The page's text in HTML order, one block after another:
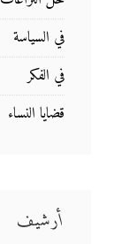
في السياسة
في الفكر
قضايا النساء
أرشيف